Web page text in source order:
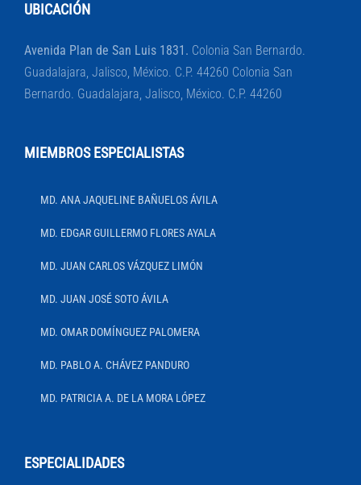
UBICACIÓN
Avenida Plan de San Luis 1831. Colonia San Bernardo.
Guadalajara, Jalisco, México. C.P. 44260 Colonia San
Bernardo. Guadalajara, Jalisco, México. C.P. 44260
MIEMBROS ESPECIALISTAS
MD. ANA JAQUELINE BAÑUELOS ÁVILA
MD. EDGAR GUILLERMO FLORES AYALA
MD. JUAN CARLOS VÁZQUEZ LIMÓN
MD. JUAN JOSÉ SOTO ÁVILA
MD. OMAR DOMÍNGUEZ PALOMERA
MD. PABLO A. CHÁVEZ PANDURO
MD. PATRICIA A. DE LA MORA LÓPEZ
ESPECIALIDADES